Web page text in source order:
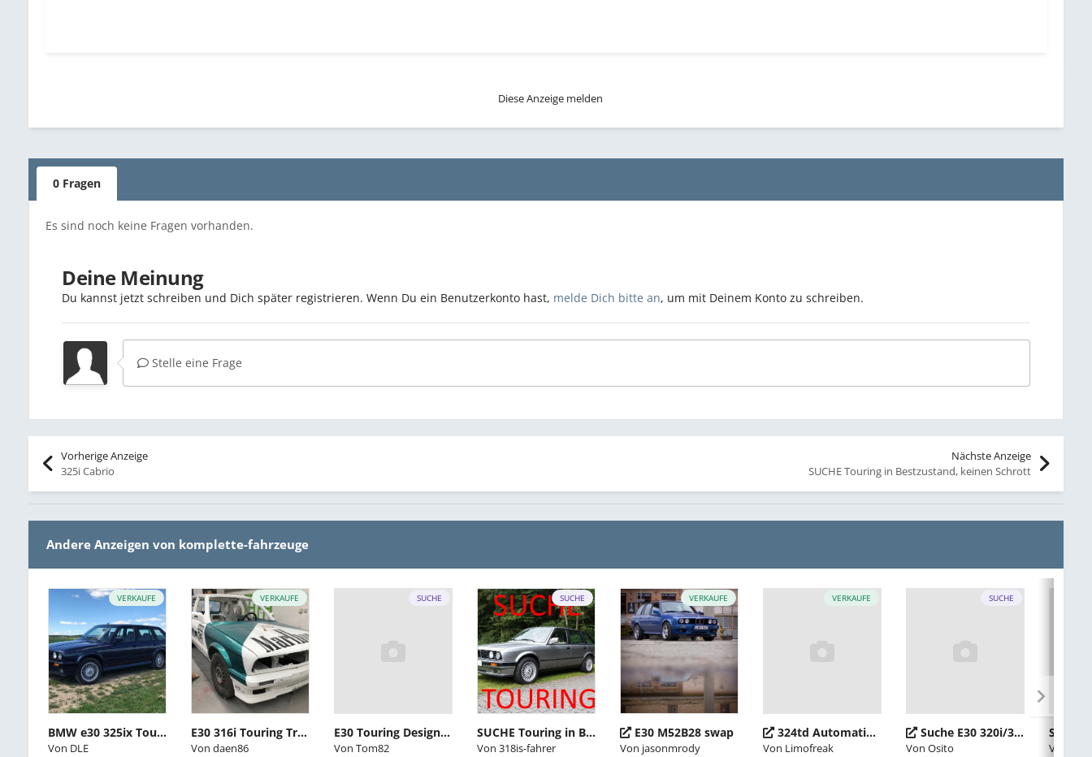
Diese Anzeige melden
0 Fragen
Es sind noch keine Fragen vorhanden.
Deine Meinung
Du kannst jetzt schreiben und Dich später registrieren. Wenn Du ein Benutzerkonto hast, melde Dich bitte an, um mit Deinem Konto zu schreiben.
Stelle eine Frage
Vorherige Anzeige
325i Cabrio
Nächste Anzeige
SUCHE Touring in Bestzustand, keinen Schrott
Andere Anzeigen von komplette-fahrzeuge
VERKAUFE
BMW e30 325ix Touring
Von DLE
VERKAUFE
E30 316i Touring Tracktoolprojekt abzugeben
Vondaen86
SUCHE
E30 Touring Design Edition
VonTom82
SUCHE
SUCHE Touring in Bestzustand, keinen Schrott
Von318is-fahrer
VERKAUFE
E30 M52B28 swap
Von jasonmrody
VERKAUFE
324td Automatik Touring zum Aufbau
Von Limofreak
SUCHE
Suche E30 320i/325i Limousine
VonOsito
Suche
Von